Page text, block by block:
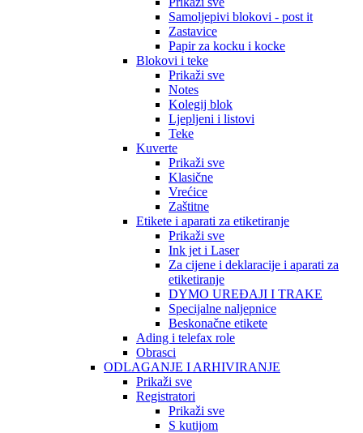
Samoljepivi blokovi - post it
Zastavice
Papir za kocku i kocke
Blokovi i teke
Prikaži sve
Notes
Kolegij blok
Ljepljeni i listovi
Teke
Kuverte
Prikaži sve
Klasične
Vrećice
Zaštitne
Etikete i aparati za etiketiranje
Prikaži sve
Ink jet i Laser
Za cijene i deklaracije i aparati za
etiketiranje
DYMO UREĐAJI I TRAKE
Specijalne naljepnice
Beskonačne etikete
Ading i telefax role
Obrasci
ODLAGANJE I ARHIVIRANJE
Prikaži sve
Registratori
Prikaži sve
S kutijom